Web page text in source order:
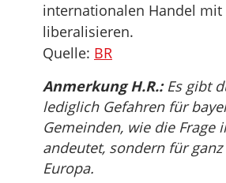
internationalen Handel
liberalisieren.
Quelle: BR
Anmerkung H.R.:Es gibt
lediglich Gefahren für
Gemeinden, wie die Frage
andeutet, sondern für
Europa.